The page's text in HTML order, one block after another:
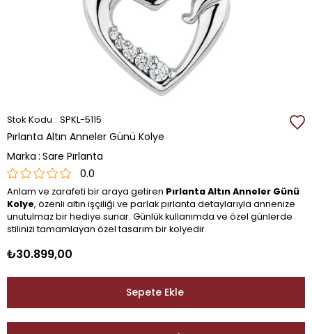
Stok Kodu SPKL-5115
Pırlanta Altın Anneler Günü Kolye
Marka : Sare Pırlanta
0.0
Anlam ve zarafeti bir araya getiren Pırlanta Altın Anneler Günü
Kolye, özenli altın işçiliği ve parlak pırlanta detaylarıyla annenize
unutulmaz bir hediye sunar. Günlük kullanımda ve özel günlerde
stilinizi tamamlayan özel tasarım bir kolyedir.
₺30.899,00